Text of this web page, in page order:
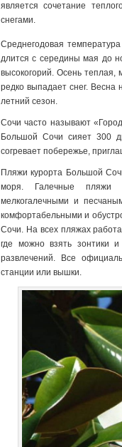
является сочетание
снегами.
Среднегодовая
длится с середины мая до
высокогорий. Осень
редко выпадает снег. Весна
летний сезон.
Сочи часто называют
Большой Сочи сияет 300
согревает побережье,
Пляжи курорта Большой
моря. Галечные пляжи
мелкогалечными и
комфортабельными и
Сочи. На всех пляжах
где можно взять зонтики
развлечений. Все
станции или вышки.